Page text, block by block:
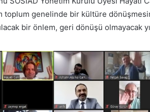
toplum genelinde bir kültüre
bir önlem, geri dönüşü olmayacak